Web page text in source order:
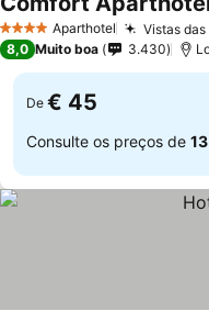
4 EstrelasAparthotel Vistas
8,0 Muito boa 3.430
De € 45
Consulte os preços de